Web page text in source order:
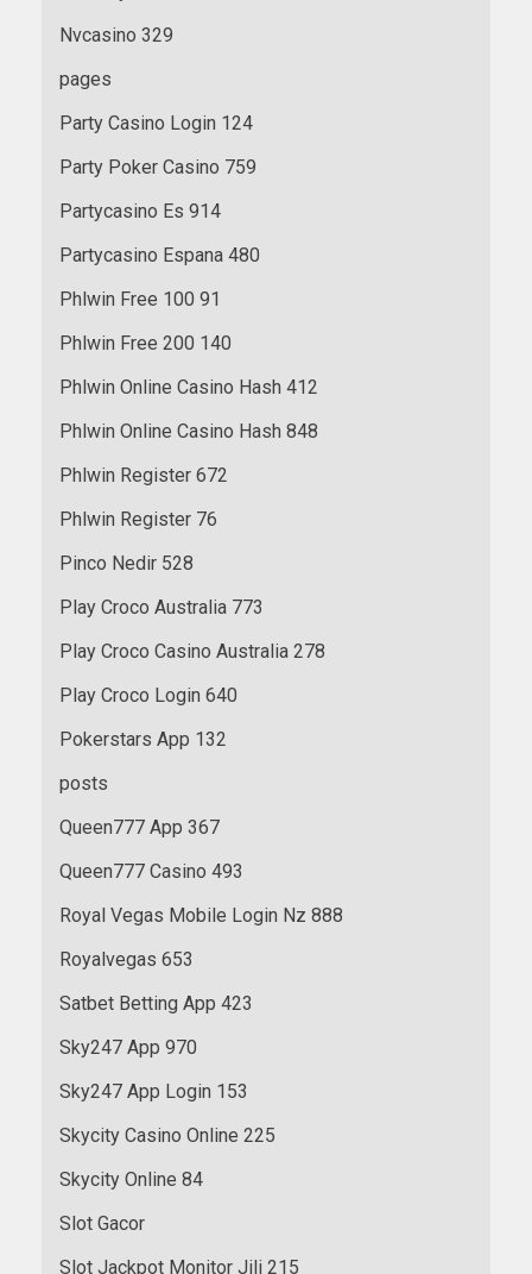
Nvcasino 329
pages
Party Casino Login 124
Party Poker Casino 759
Partycasino Es 914
Partycasino Espana 480
Phlwin Free 100 91
Phlwin Free 200 140
Phlwin Online Casino Hash 412
Phlwin Online Casino Hash 848
Phlwin Register 672
Phlwin Register 76
Pinco Nedir 528
Play Croco Australia 773
Play Croco Casino Australia 278
Play Croco Login 640
Pokerstars App 132
posts
Queen777 App 367
Queen777 Casino 493
Royal Vegas Mobile Login Nz 888
Royalvegas 653
Satbet Betting App 423
Sky247 App 970
Sky247 App Login 153
Skycity Casino Online 225
Skycity Online 84
Slot Gacor
Slot Jackpot Monitor Jili 215